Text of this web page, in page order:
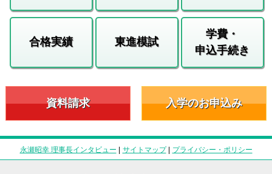
合格実績 東進模試
学費・
申込手続き
資料請求 入学のお申込み
永瀬昭幸 理事長インタビュー | サイトマップ| プライバシー・ポリシー